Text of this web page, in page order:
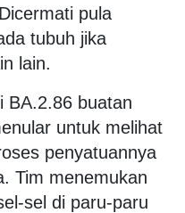
pula
tubuh jika
lain.
BA.2.86 buatan
untuk melihat
penyatuannya
Tim menemukan
sel di paru-paru